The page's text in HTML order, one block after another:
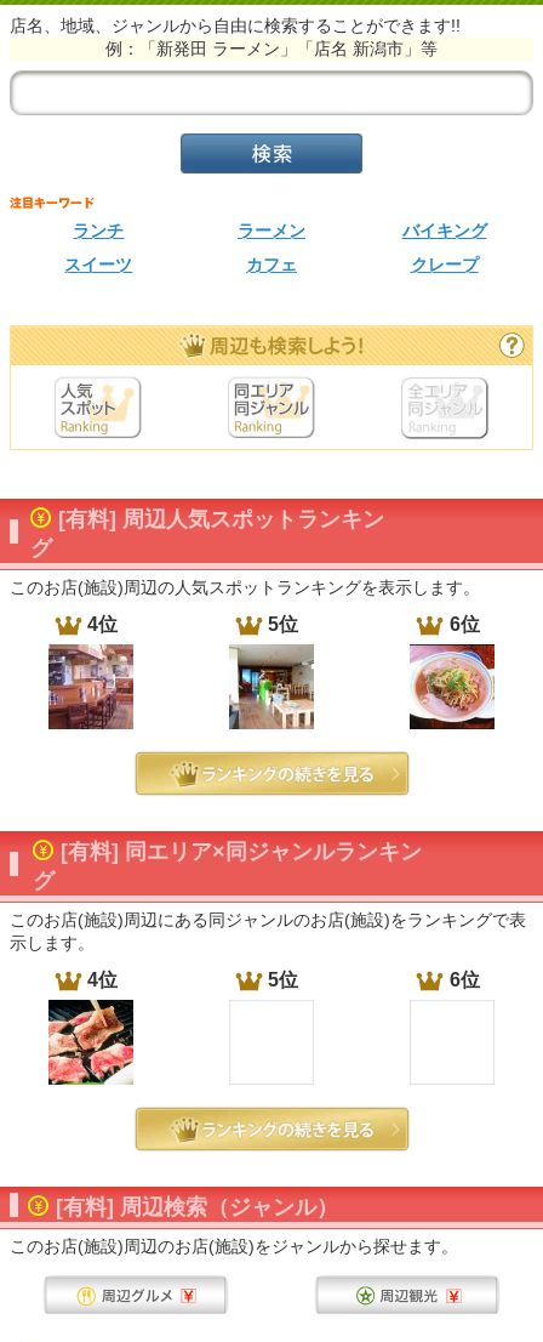
店名、地域、ジャンルから自由に検索することができます!!
例：「新発田 ラーメン」「店名 新潟市」等
ランチ ラーメン
バイキング
スイーツ
カフェ クレープ
[有料] 周辺人気スポットランキン
グ
このお店(施設)周辺の人気スポットランキングを表示します。
4位 5位 6位
[有料] 同エリア×同ジャンルランキン
グ
このお店(施設)周辺にある同ジャンルのお店(施設)をランキングで表
示します。
4位 5位 6位
[有料] 周辺検索（ジャンル）
このお店(施設)周辺のお店(施設)をジャンルから探せます。